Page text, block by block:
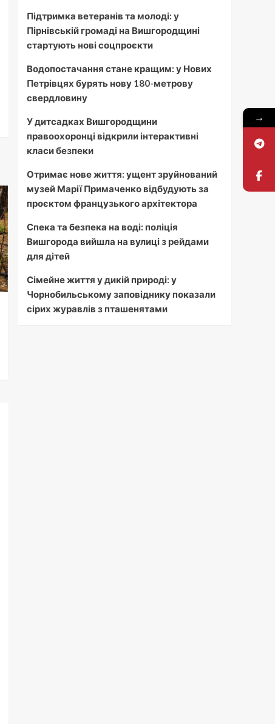
Підтримка ветеранів та молоді: у
Пірнівській громаді на Вишгородщині
стартують нові соцпроєкти
Водопостачання стане кращим: у Нових
Петрівцях бурять нову 180-метрову
свердловину
У дитсадках Вишгородщини
правоохоронці відкрили інтерактивні
класи безпеки
Отримає нове життя: ущент зруйнований
музей Марії Примаченко відбудують за
проєктом французького архітектора
Спека та безпека на воді: поліція
Вишгорода вийшла на вулиці з рейдами
для дітей
Сімейне життя у дикій природі: у
Чорнобильському заповіднику показали
сірих журавлів з пташенятами
→